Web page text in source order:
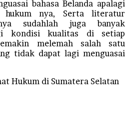
bahasa Belanda apalagi
hukum nya, Serta literatur
sudahlah juga banyak
kondisi kualitas di setiap
melemah salah satu
tidak dapat lagi menguasai
Hukum di Sumatera Selatan